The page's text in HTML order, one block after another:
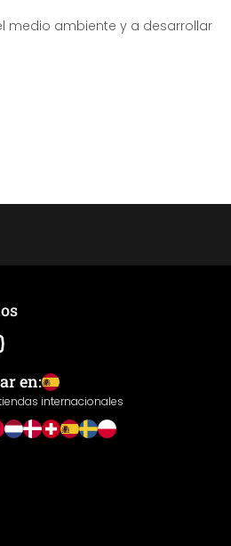
medio ambiente y a desarrollar
en:
internacionales